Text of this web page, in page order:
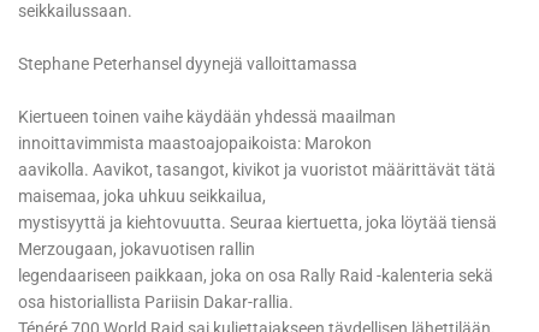
seikkailussaan.
Stephane Peterhansel dyynejä valloittamassa
Kiertueen toinen vaihe käydään yhdessä maailman
innoittavimmista maastoajopaikoista: Marokon
aavikolla. Aavikot, tasangot, kivikot ja vuoristot määrittävät tätä
maisemaa, joka uhkuu seikkailua,
mystisyyttä ja kiehtovuutta. Seuraa kiertuetta, joka löytää tiensä
Merzougaan, jokavuotisen rallin
legendaariseen paikkaan, joka on osa Rally Raid -kalenteria sekä
osa historiallista Pariisin Dakar-rallia.